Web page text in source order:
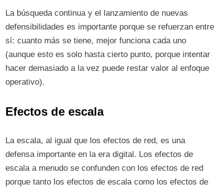
La búsqueda continua y el lanzamiento de nuevas
defensibilidades es importante porque se refuerzan entre
sí: cuanto más se tiene, mejor funciona cada uno
(aunque esto es solo hasta cierto punto, porque intentar
hacer demasiado a la vez puede restar valor al enfoque
operativo).
Efectos de escala
La escala, al igual que los efectos de red, es una
defensa importante en la era digital. Los efectos de
escala a menudo se confunden con los efectos de red
porque tanto los efectos de escala como los efectos de